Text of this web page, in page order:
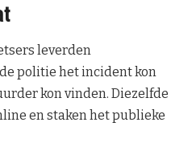
leverden
politie het incident kon
kon vinden. Diezelfde
en staken het publieke